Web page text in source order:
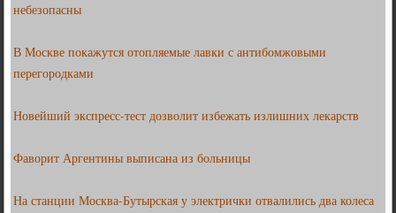
небезопасны
В Москве покажутся отопляемые лавки с антибомжовыми
перегородками
Новейший экспресс-тест дозволит избежать излишних лекарств
Фаворит Аргентины выписана из больницы
На станции Москва-Бутырская у электрички отвалились два колеса